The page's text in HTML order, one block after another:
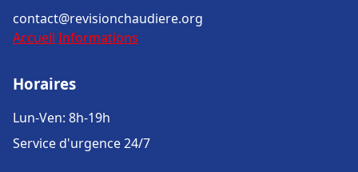
contact@revisionchaudiere.org
Accueil Informations
Horaires
Lun-Ven: 8h-19h
Service d'urgence 24/7